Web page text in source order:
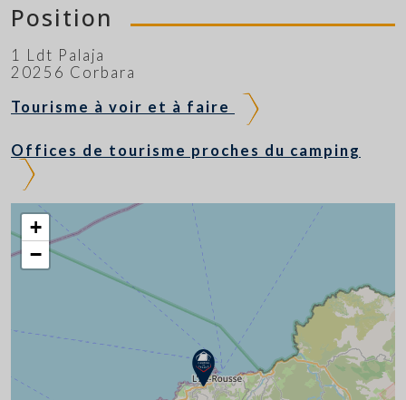
Position
1 Ldt Palaja
20256 Corbara
Tourisme à voir et à faire
Offices de tourisme proches du camping
+
−